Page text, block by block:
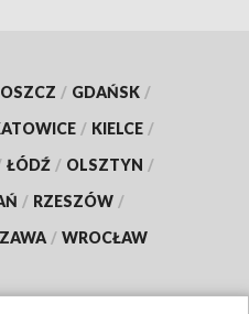
/ GDAŃSK /
/ KIELCE /
ŁÓDŹ / OLSZTYN /
/ RZESZÓW /
/ WROCŁAW